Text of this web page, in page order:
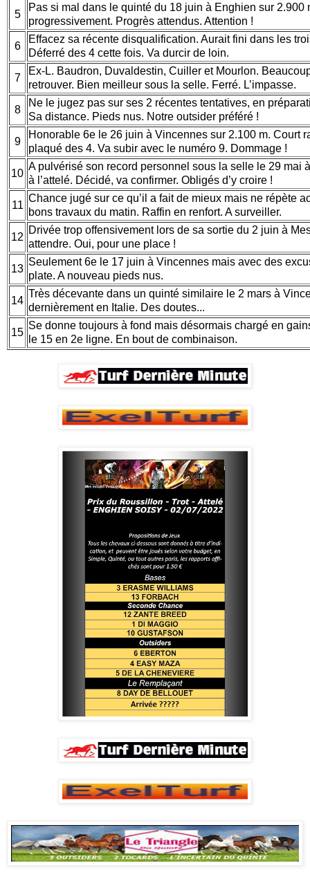
5
Pas si mal dans le quinté du 18 juin à Enghien sur 2.900
progressivement. Progrès attendus. Attention !
6
Effacez sa récente disqualification. Aurait fini dans les
Déferré des 4 cette fois. Va durcir de loin.
7
Ex-L. Baudron, Duvaldestin, Cuiller et Mourlon.
retrouver. Bien meilleur sous la selle. Ferré. L’impasse.
8
Ne le jugez pas sur ses 2 récentes tentatives, en
Sa distance. Pieds nus. Notre outsider préféré !
9
Honorable 6e le 26 juin à Vincennes sur 2.100 m. Court
plaqué des 4. Va subir avec le numéro 9. Dommage !
10
A pulvérisé son record personnel sous la selle le 29 mai
à l’attelé. Décidé, va confirmer. Obligés d’y croire !
11
Chance jugé sur ce qu’il a fait de mieux mais ne répète
bons travaux du matin. Raffin en renfort. A surveiller.
12
Drivée trop offensivement lors de sa sortie du 2 juin à
attendre. Oui, pour une place !
13
Seulement 6e le 17 juin à Vincennes mais avec des
plate. A nouveau pieds nus.
14
Très décevante dans un quinté similaire le 2 mars à
dernièrement en Italie. Des doutes...
15
Se donne toujours à fond mais désormais chargé en
le 15 en 2e ligne. En bout de combinaison.